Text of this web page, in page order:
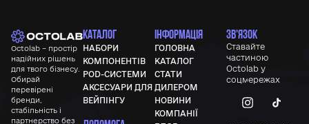
Octolab – простір
надійних рішень
для твого бізнесу.
Обирай
перевірені
бренди,
стабільність і
партнерство без
КАТАЛОГ
НАБОРИ
КОМПОНЕНТІВ
POD-СИСТЕМИ
АКСЕСУАРИ ДЛЯ
ВЕЙПІНГУ
ІНФОРМАЦІЯ
ГОЛОВНА
КАТАЛОГ
СТАТИ
ДИЛЕРОМ
НОВИНИ
КОМПАНІЇ
ЗВ'ЯЗОК
Ставайте
частиною
Octolab у
соцмережах